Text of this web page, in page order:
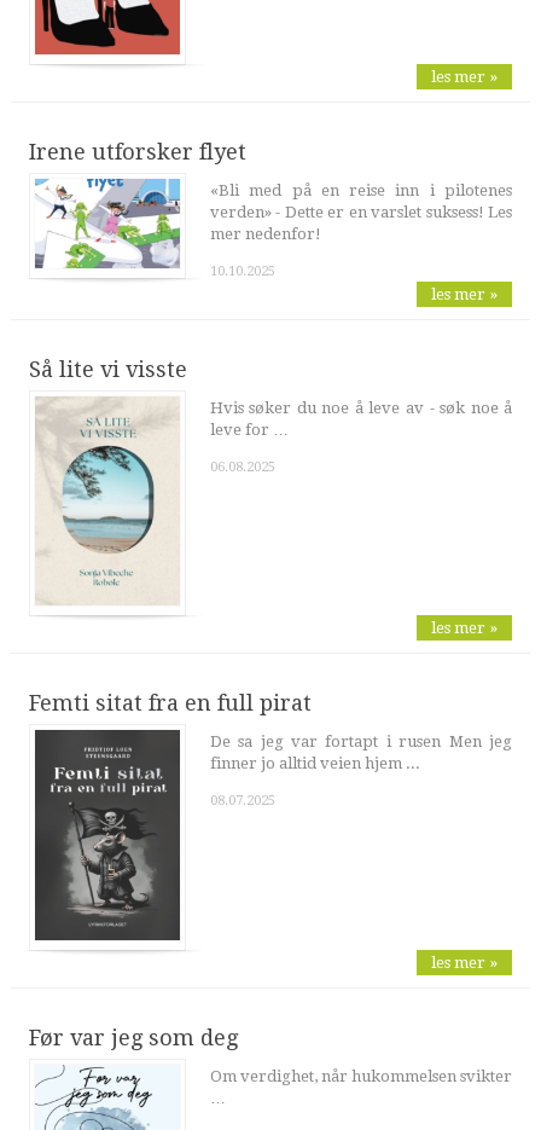
les mer »
Irene utforsker flyet
«Bli med på en reise inn i pilotenes
verden» - Dette er en varslet suksess! Les
mer nedenfor!
10.10.2025
les mer »
Så lite vi visste
Hvis søker du noe å leve av - søk noe å
leve for …
06.08.2025
les mer »
Femti sitat fra en full pirat
De sa jeg var fortapt i rusen Men jeg
finner jo alltid veien hjem ...
08.07.2025
les mer »
Før var jeg som deg
Om verdighet, når hukommelsen svikter
…